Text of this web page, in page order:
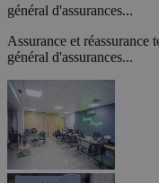
général d'assurances...
Assurance et réassurance
général d'assurances...